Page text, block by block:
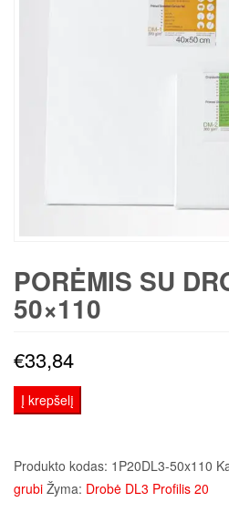
PORĖMIS SU
50×110
€33,84
Į krepšelį
Produkto kodas: 1P20DL3-50x110
grubi Žyma: Drobė DL3 Profilis 20